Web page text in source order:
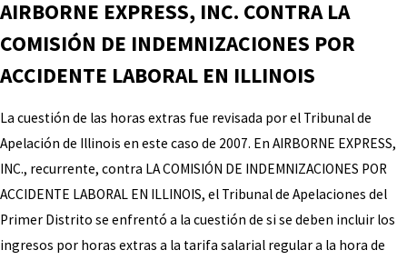
AIRBORNE EXPRESS, INC. CONTRA LA
COMISIÓN DE INDEMNIZACIONES POR
ACCIDENTE LABORAL EN ILLINOIS
La cuestión de las horas extras fue revisada por el Tribunal de
Apelación de Illinois en este caso de 2007. En AIRBORNE EXPRESS,
INC., recurrente, contra LA COMISIÓN DE INDEMNIZACIONES POR
ACCIDENTE LABORAL EN ILLINOIS, el Tribunal de Apelaciones del
Primer Distrito se enfrentó a la cuestión de si se deben incluir los
ingresos por horas extras a la tarifa salarial regular a la hora de